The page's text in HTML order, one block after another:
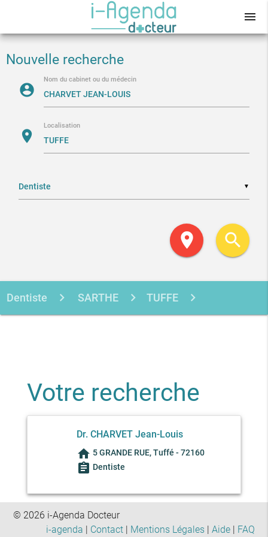
menu
Nouvelle recherche
account_circle
Nom du cabinet ou du médecin
location_on
Localisation
▼
location_on search
Dentiste SARTHE TUFFE
Votre recherche
Dr. CHARVET Jean-Louis
home 5 GRANDE RUE, Tuffé - 72160
assignment Dentiste
© 2026 i-Agenda Docteur
i-agenda
Contact| Mentions Légales| Aide| FAQ